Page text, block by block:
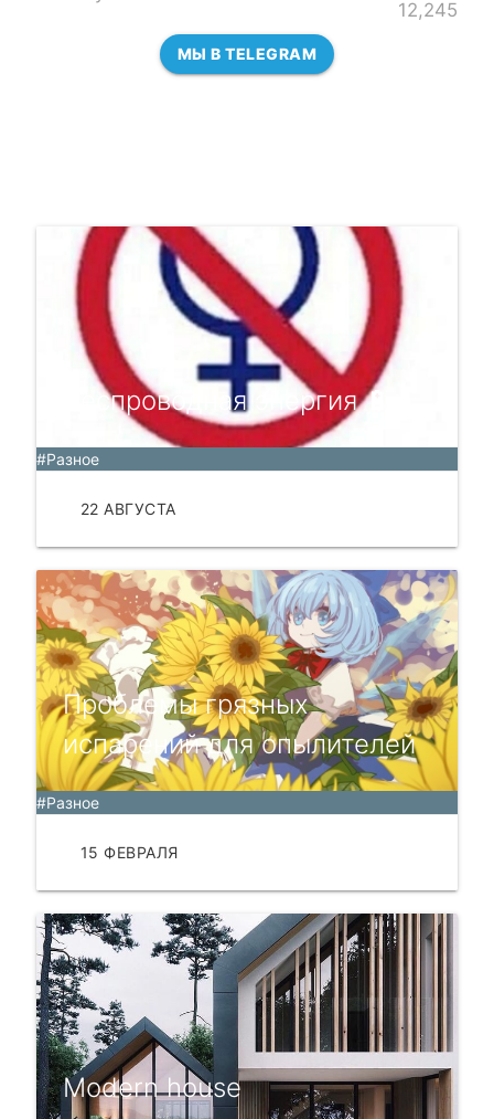
12,245
МЫ В TELEGRAM
Беспроводная энергия 🔋
#Разное
22 АВГУСТА
Проблемы грязных
испарений для опылителей
#Разное
15 ФЕВРАЛЯ
Modern house